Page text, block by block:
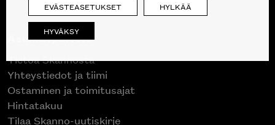
Asiakaspalvelu
Tietoa Skannosta
Yhteystiedot ja tiimi
Ostaminen ja toimitusajat
Hintatakuu
Tilaa Skanno-uutiskirje
EVÄSTEASETUKSET HYLKÄÄ
HYVÄKSY